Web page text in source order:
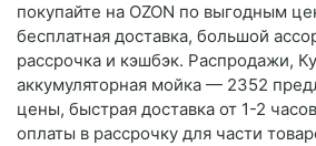
покупайте на OZON по выгодным
бесплатная доставка, большой
рассрочка и кэшбэк. Распродажи,
аккумуляторная мойка — 2352
цены, быстрая доставка от 1-2
оплаты в рассрочку для части